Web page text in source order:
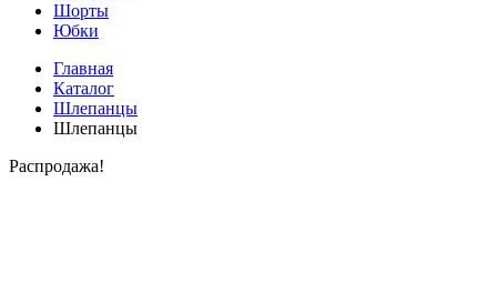
Шорты
Юбки
Главная
Каталог
Шлепанцы
Шлепанцы
Распродажа!